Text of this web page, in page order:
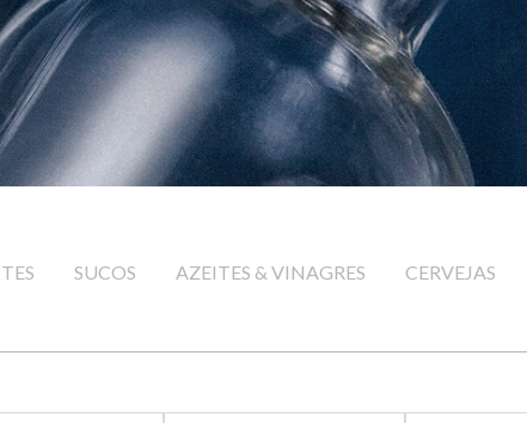
SUCOS AZEITES & VINAGRES CERVEJAS